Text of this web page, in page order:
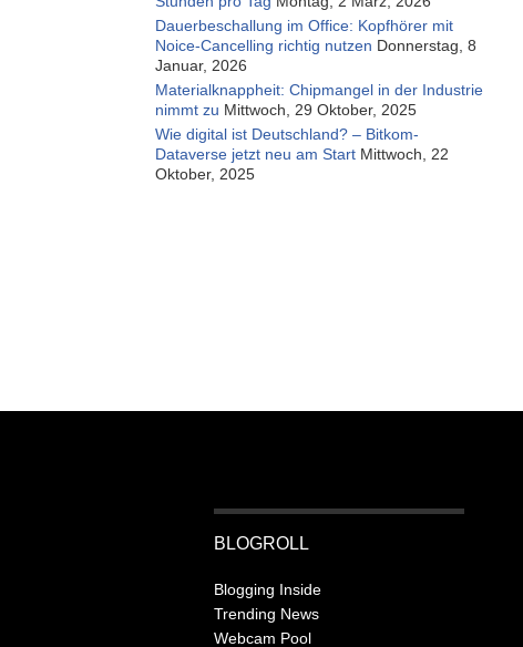
Dauerbeschallung im Office: Kopfhörer mit
Noice-Cancelling richtig nutzen Donnerstag, 8
Januar, 2026
Materialknappheit: Chipmangel in der Industrie
nimmt zu Mittwoch, 29 Oktober, 2025
Wie digital ist Deutschland? – Bitkom-
Dataverse jetzt neu am Start Mittwoch, 22
Oktober, 2025
BLOGROLL
Blogging Inside
Trending News
Webcam Pool